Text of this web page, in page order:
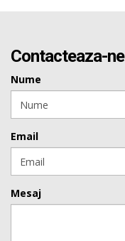
Contacteaza-ne
Nume
Email
Mesaj